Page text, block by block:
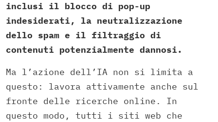
inclusi il blocco di pop-up
indesiderati, la neutralizzazione
dello spam e il filtraggio di
contenuti potenzialmente dannosi.
Ma l’azione dell’IA non si limita a
questo: lavora attivamente anche sul
fronte delle ricerche online. In
questo modo, tutti i siti web che